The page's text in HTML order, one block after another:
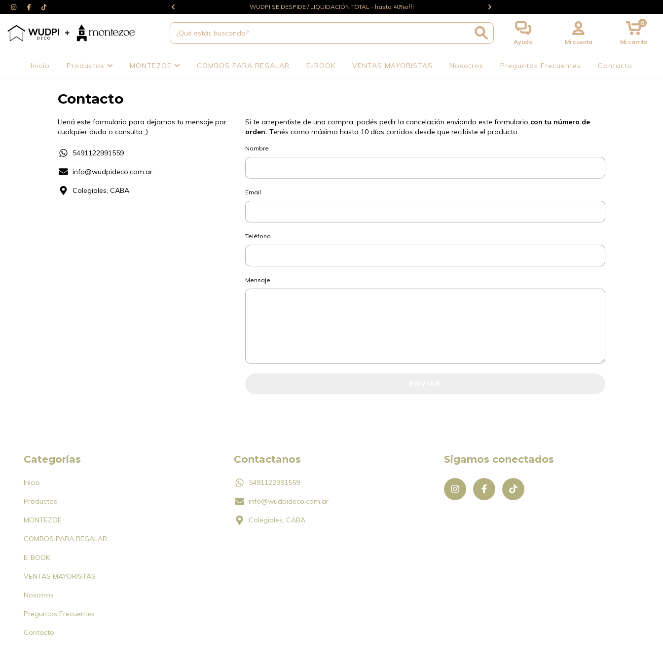
(6 con monto mínimo), 10%off por transferencia WUDPI SE DESPIDE / LIQUIDACIÓN TOTAL - hasta 40%off!
Ayuda Mi cuenta Mi carrito
0
Inicio Productos MONTEZOE COMBOS PARA REGALAR E-BOOK VENTAS MAYORISTAS Nosotros Preguntas Frecuentes Contacto
Contacto
Llená este formulario para dejarnos tu mensaje por
cualquier duda o consulta ;)
5491122991559
info@wudpideco.com.ar
Colegiales, CABA
Si te arrepentiste de una compra, podés pedir la cancelación enviando este formulario con tu número de
orden. Tenés como máximo hasta 10 días corridos desde que recibiste el producto.
Nombre
Email
Teléfono
Mensaje
Categorías
Inicio
Productos
MONTEZOE
COMBOS PARA REGALAR
E-BOOK
VENTAS MAYORISTAS
Nosotros
Preguntas Frecuentes
Contacto
Contactanos
5491122991559
info@wudpideco.com.ar
Colegiales, CABA
Sigamos conectados